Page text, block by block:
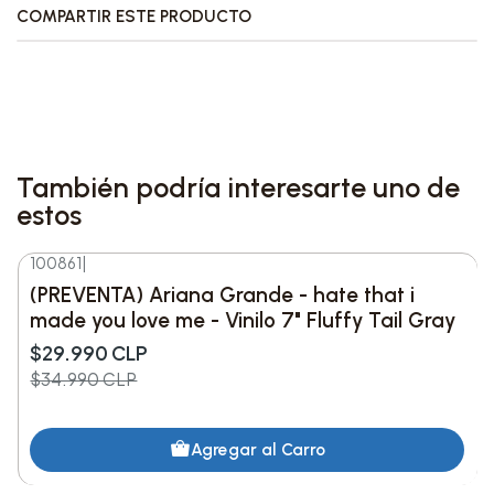
versión a cappella en la otra.
Variante: Fluffy Tail Gray.
Cada cassette es único y los colores pueden
verse ligeramente distintos respecto a la
imagen mostrada.
Fecha de Lanzamiento: 29/05/2026.
Detalles del producto:
Artista: Ariana Grande.
Título: hate that i made you love me.
COMPARTIR ESTE PRODUCTO
También podría interesarte uno de
estos
-14%DESC.
100861
(PREVENTA) Ariana Grande - hate that i
made you love me - Vinilo 7" Fluffy Tail Gray
$29.990 CLP
$34.990 CLP
Agregar al Carro